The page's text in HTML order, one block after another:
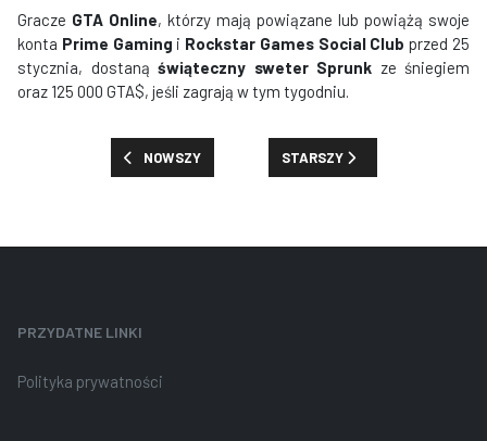
Gracze GTA Online, którzy mają powiązane lub powiążą swoje
konta Prime Gaming i Rockstar Games Social Club przed 25
stycznia, dostaną świąteczny sweter Sprunk ze śniegiem
oraz 125 000 GTA$, jeśli zagrają w tym tygodniu.
POPRZEDNIA STRONA: PREMIE, ZNIŻKI I NOWOŚCI:
NOWSZY NASTĘPNA STRONA: PREMIE,
STARSZY
PRZYDATNE LINKI
Polityka prywatności